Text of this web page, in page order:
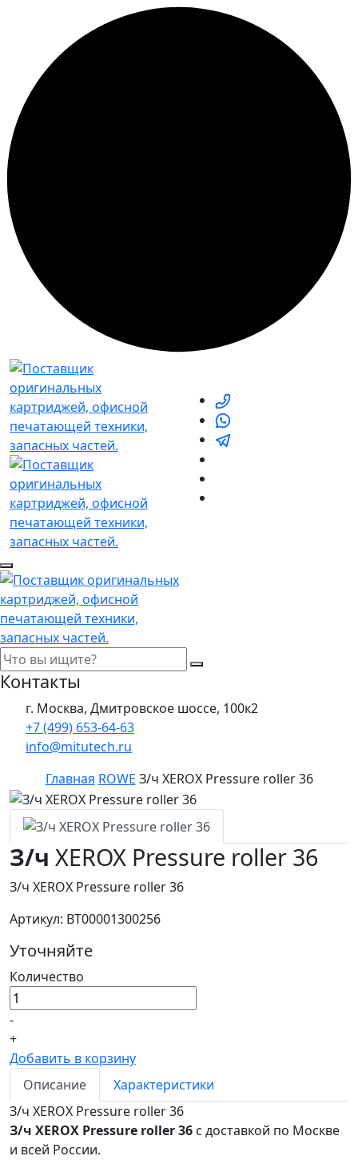
Контакты
г. Москва, Дмитровское шоссе, 100к2
+7 (499) 653-64-63
info@mitutech.ru
Главная ROWE З/ч XEROX Pressure roller 36
З/ч XEROX Pressure roller 36
З/ч XEROX Pressure roller 36
Артикул: BT00001300256
Уточняйте
Количество
-
+
Добавить в корзину
Описание
Характеристики
З/ч XEROX Pressure roller 36
З/ч XEROX Pressure roller 36 с доставкой по Москве
и всей России.